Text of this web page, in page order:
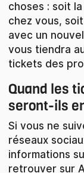
choses : soit
chez vous,
avec un
vous tiendra
tickets des
Quand les tickets de Apocalyptica
seront-ils
Si vous ne
réseaux
informations
retrouver sur